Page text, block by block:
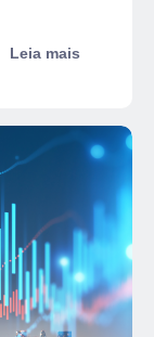
Leia mais